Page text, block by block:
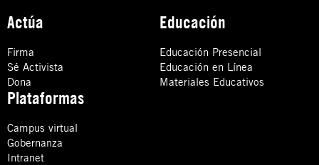
Actúa
Firma
Sé Activista
Dona
Educación
Educación Presencial
Educación en Línea
Materiales Educativos
Plataformas
Campus virtual
Gobernanza
Intranet